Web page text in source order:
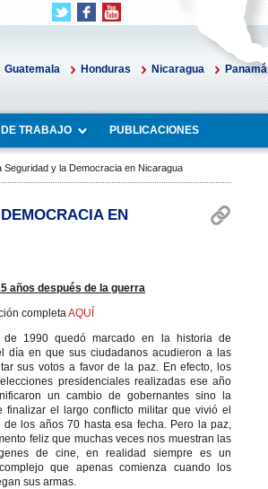
Guatemala Honduras Nicaragua Panamá
DE TRABAJO PUBLICACIONES
Seguridad y la Democracia en Nicaragua
EN
años después de la guerra
completa AQUÍ
1990 quedó marcado en la historia de
día en que sus ciudadanos acudieron a las
sus votos a favor de la paz. En efecto, los
presidenciales realizadas ese año
un cambio de gobernantes sino la
finalizar el largo conflicto militar que vivió el
los años 70 hasta esa fecha. Pero la paz,
feliz que muchas veces nos muestran las
de cine, en realidad siempre es un
que apenas comienza cuando los
sus armas.